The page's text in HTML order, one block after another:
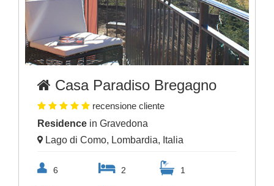
Casa Paradiso Bregagno
recensione cliente
Residence in Gravedona
Lago di Como, Lombardia, Italia
6 2 1